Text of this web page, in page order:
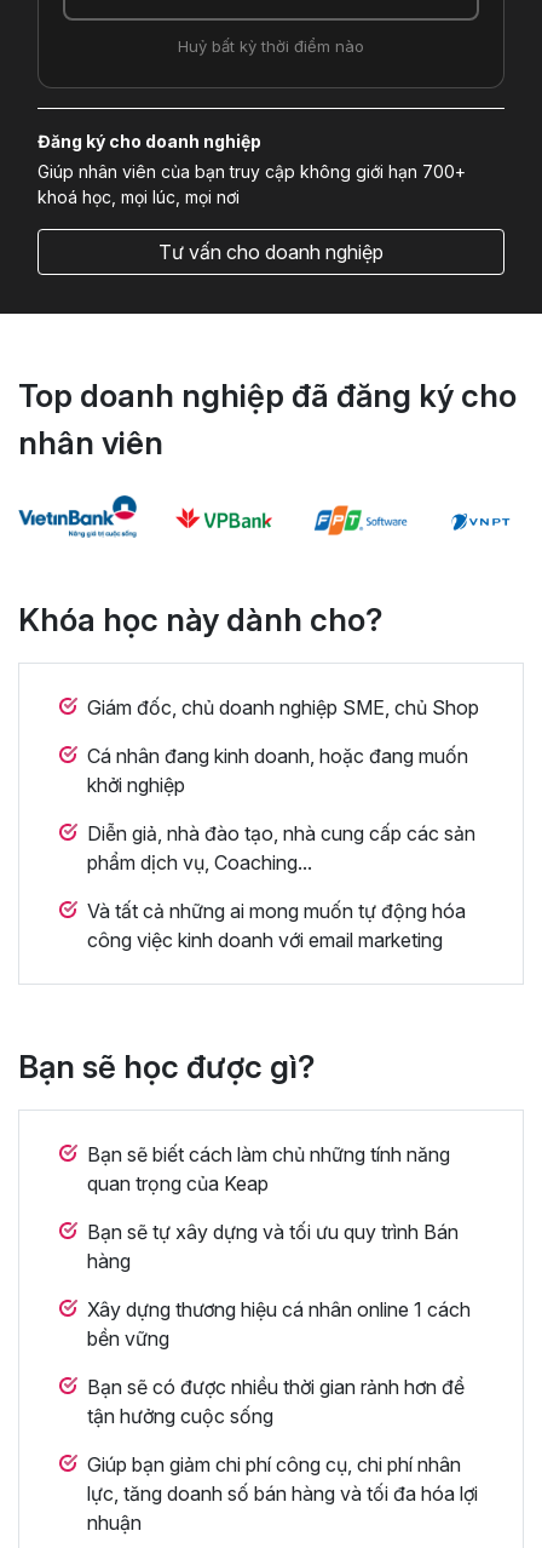
Huỷ bất kỳ thời điểm nào
Đăng ký cho doanh nghiệp
Giúp nhân viên của bạn truy cập không giới hạn 700+
khoá học, mọi lúc, mọi nơi
Tư vấn cho doanh nghiệp
Top doanh nghiệp đã đăng ký cho
nhân viên
Khóa học này dành cho?
Giám đốc, chủ doanh nghiệp SME, chủ Shop
Cá nhân đang kinh doanh, hoặc đang muốn
khởi nghiệp
Diễn giả, nhà đào tạo, nhà cung cấp các sản
phẩm dịch vụ, Coaching...
Và tất cả những ai mong muốn tự động hóa
công việc kinh doanh với email marketing
Bạn sẽ học được gì?
Bạn sẽ biết cách làm chủ những tính năng
quan trọng của Keap
Bạn sẽ tự xây dựng và tối ưu quy trình Bán
hàng
Xây dựng thương hiệu cá nhân online 1 cách
bền vững
Bạn sẽ có được nhiều thời gian rảnh hơn để
tận hưởng cuộc sống
Giúp bạn giảm chi phí công cụ, chi phí nhân
lực, tăng doanh số bán hàng và tối đa hóa lợi
nhuận